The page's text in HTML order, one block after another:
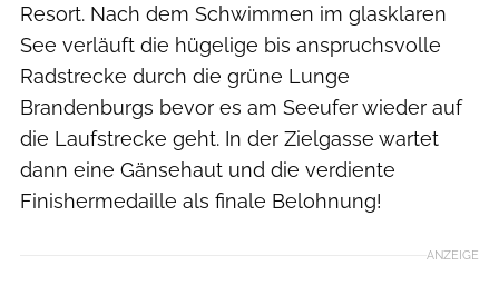
Resort. Nach dem Schwimmen im glasklaren
See verläuft die hügelige bis anspruchsvolle
Radstrecke durch die grüne Lunge
Brandenburgs bevor es am Seeufer wieder auf
die Laufstrecke geht. In der Zielgasse wartet
dann eine Gänsehaut und die verdiente
Finishermedaille als finale Belohnung!
ANZEIGE